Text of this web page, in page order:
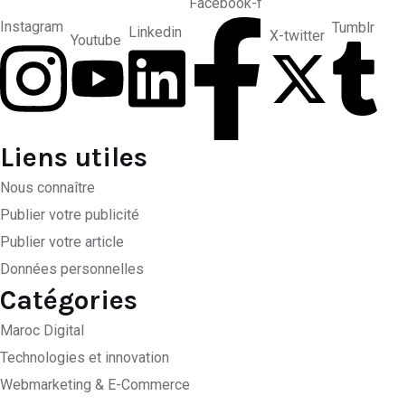
Instagram
Youtube Linkedin
X-twitter Tumblr
Liens utiles
Nous connaître
Publier votre publicité
Publier votre article
Données personnelles
Catégories
Maroc Digital
Technologies et innovation
Webmarketing & E-Commerce